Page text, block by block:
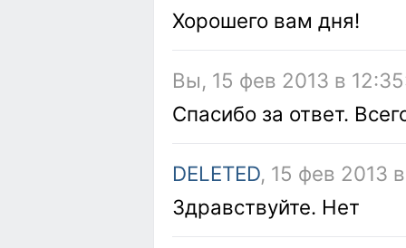
Хорошего вам дня!
Вы, 15 фев 2013 в
Спасибо за ответ.
DELETED, 15 фев 2013
Здравствуйте. Нет